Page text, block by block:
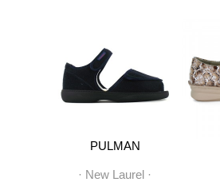
PULMAN
· New Laurel ·